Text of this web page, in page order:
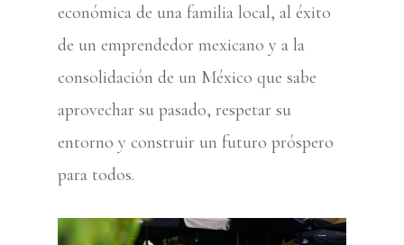
económica de una familia local, al éxito
de un emprendedor mexicano y a la
consolidación de un México que sabe
aprovechar su pasado, respetar su
entorno y construir un futuro próspero
para todos.